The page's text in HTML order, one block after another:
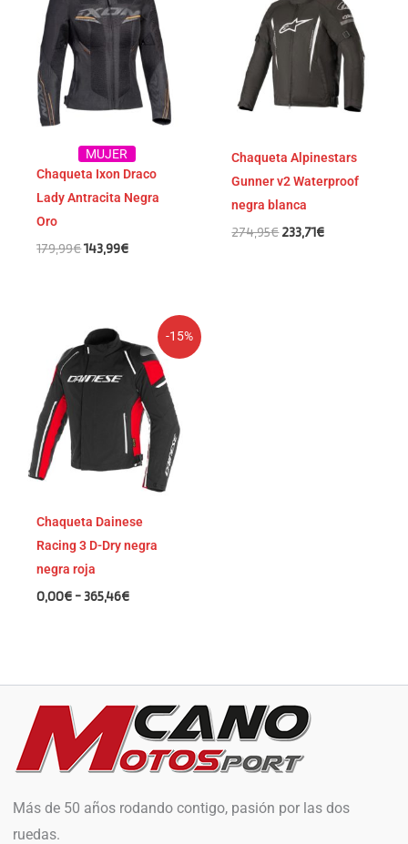
MUJER
Chaqueta Ixon Draco
Lady Antracita Negra
Oro
179,99€
era:
179,99€.
143,99€
es:
143,99€.
Chaqueta Alpinestars
Gunner v2 Waterproof
negra blanca
274,95€
era:
274,95€.
233,71€
233,71€.
-15%
Chaqueta Dainese
Racing 3 D-Dry negra
negra roja
0,00€ -365,46€
Rango
de
precios:
desde
0,00€
hasta
365,46€
Más de 50 años rodando contigo, pasión por las dos
ruedas.